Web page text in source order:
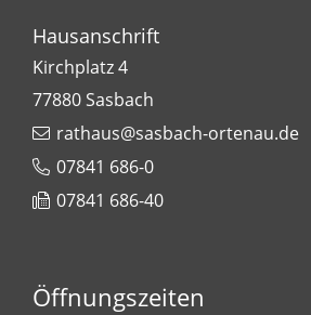
Hausanschrift
Kirchplatz 4
77880Sasbach
rathaus@sasbach-ortenau.de
07841 686-0
07841 686-40
Öffnungszeiten